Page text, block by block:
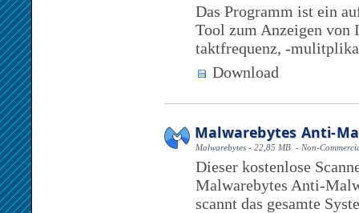
Das Programm ist ein
Tool zum Anzeigen von
taktfrequenz, -
Download
Malwarebytes Anti-
Malwarebytes - 22,85 MB - Non-
Dieser kostenlose
Malwarebytes Anti-
scannt das gesamte